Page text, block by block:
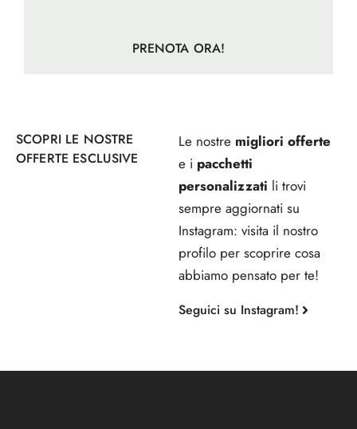
PRENOTA ORA!
SCOPRI LE NOSTRE
OFFERTE ESCLUSIVE
Le nostre migliori offerte
e i pacchetti
personalizzati li trovi
sempre aggiornati su
Instagram: visita il nostro
profilo per scoprire cosa
abbiamo pensato per te!
Seguici su Instagram!